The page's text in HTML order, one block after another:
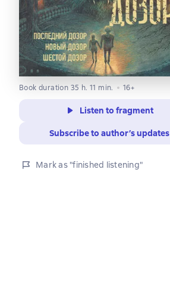
Book duration 35 h. 11 min. 16+
Listen to fragment
Subscribe to author’s updates
Mark as "finished listening"